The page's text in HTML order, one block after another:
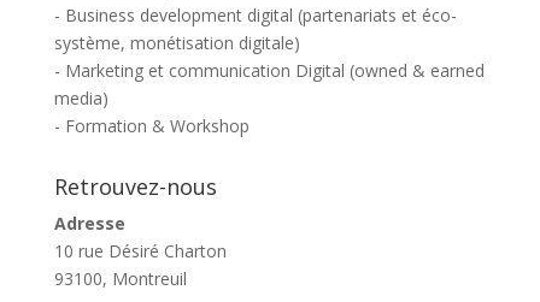
- Business development digital (partenariats et éco-
système, monétisation digitale)
- Marketing et communication Digital (owned & earned
media)
- Formation & Workshop
Retrouvez-nous
Adresse
10 rue Désiré Charton
93100, Montreuil